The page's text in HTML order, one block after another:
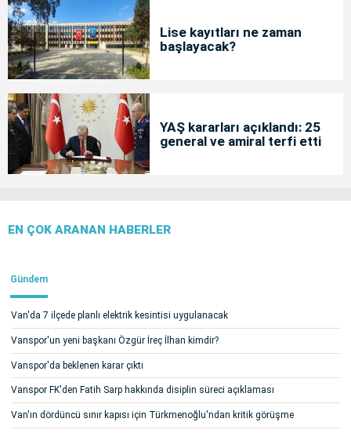
Lise kayıtları ne zaman
başlayacak?
YAŞ kararları açıklandı: 25
general ve amiral terfi etti
EN ÇOK ARANAN HABERLER
Gündem
Van'da 7 ilçede planlı elektrik kesintisi uygulanacak
Vanspor'un yeni başkanı Özgür İreç İlhan kimdir?
Vanspor'da beklenen karar çıktı
Vanspor FK'den Fatih Sarp hakkında disiplin süreci açıklaması
Van'ın dördüncü sınır kapısı için Türkmenoğlu'ndan kritik görüşme